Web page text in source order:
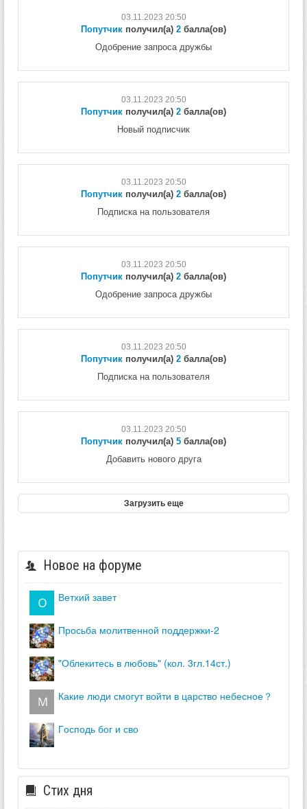
03.11.2023 20:50
Попутчик получил(а) 2 балла(ов)
Одобрение запроса дружбы
03.11.2023 20:50
Попутчик получил(а) 2 балла(ов)
Новый подписчик
03.11.2023 20:50
Попутчик получил(а) 2 балла(ов)
Подписка на пользователя
03.11.2023 20:50
Попутчик получил(а) 2 балла(ов)
Одобрение запроса дружбы
03.11.2023 20:50
Попутчик получил(а) 2 балла(ов)
Подписка на пользователя
03.11.2023 20:50
Попутчик получил(а) 5 балла(ов)
Добавить нового друга
Загрузить еще
Новое на форуме
ветхий завет
просьба молитвенной поддержки-2
"облекитесь в любовь" (кол. 3гл.14ст.)
какие люди смогут войти в царство небесное？
господь бог и сво
Стих дня